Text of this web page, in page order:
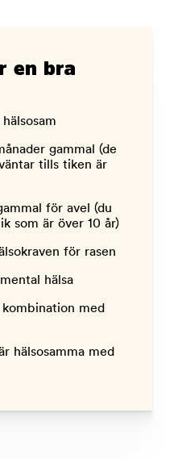
en bra
gammal (de
tills tiken är
för avel (du
som är över 10 år)
för rasen
hälsa
kombination med
hälsosamma med